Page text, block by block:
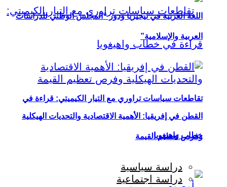
تقاطعات سياسات تراوري مع التيار الكيميتي: قراءة في
خطاب واهيغويا
اللغة العربية في نيجيريا ودور “المجلس الوطني للدراسات
العربية والإسلامية”
القطن في إفريقيا: الأهمية الاقتصادية والتحديات الهيكلية
وفرص تعظيم القيمة
دراسة سياسية
دراسة اجتماعية